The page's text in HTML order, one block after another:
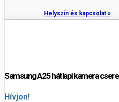
Helyszín és kapcsolat »
Samsung A25 hátlapi kamera csere
Hívjon!